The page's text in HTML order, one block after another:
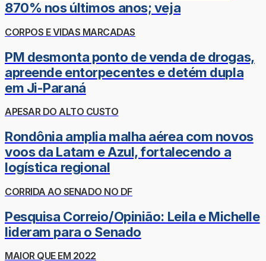
870% nos últimos anos; veja
CORPOS E VIDAS MARCADAS
PM desmonta ponto de venda de drogas,
apreende entorpecentes e detém dupla
em Ji-Paraná
APESAR DO ALTO CUSTO
Rondônia amplia malha aérea com novos
voos da Latam e Azul, fortalecendo a
logística regional
CORRIDA AO SENADO NO DF
Pesquisa Correio/Opinião: Leila e Michelle
lideram para o Senado
MAIOR QUE EM 2022